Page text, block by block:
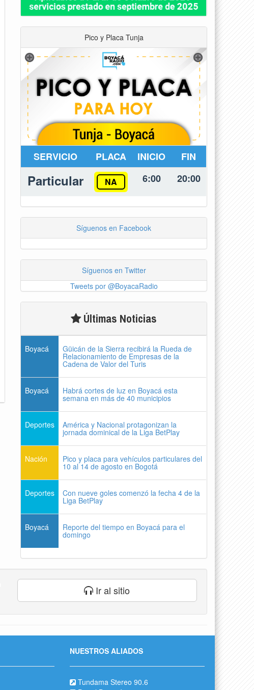
Pico y Placa Tunja
SERVICIO PLACA INICIO FIN
Particular NA 6:00 20:00
Síguenos en Facebook
Síguenos en Twitter
Tweets por @BoyacaRadio
Últimas Noticias
Boyacá Güicán de la Sierra recibirá la Rueda de
Relacionamiento de Empresas de la
Cadena de Valor del Turis
Boyacá Habrá cortes de luz en Boyacá esta
semana en más de 40 municipios
Deportes América y Nacional protagonizan la
jornada dominical de la Liga BetPlay
Nación Pico y placa para vehículos particulares del
10 al 14 de agosto en Bogotá
Deportes Con nueve goles comenzó la fecha 4 de la
Liga BetPlay
Boyacá Reporte del tiempo en Boyacá para el
domingo
Ir al sitio
NUESTROS ALIADOS
Tundama Stereo 90.6